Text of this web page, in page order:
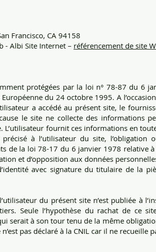
Francisco, CA 94158
- Albi Site Internet – référencement de site
protégées par la loi n° 78-87 du 6
du 24 octobre 1995. A
a accédé au présent site, le
le site ne collecte des informations
L’utilisateur fournit ces informations en
à l’utilisateur du site,
de la loi 78-17 du 6 janvier 1978 relative
et d’opposition aux données
avec signature du titulaire de la
du présent site n’est publiée à
Seule l’hypothèse du rachat de ce
serait à son tour tenu de la même
pas déclaré à la CNIL car il ne recueille